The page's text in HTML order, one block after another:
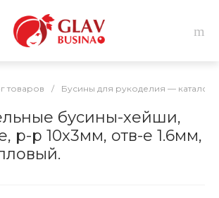
товаров / Бусины для рукоделия — каталог
бусины-хейши,
р-р 10х3мм, отв-е 1.6мм,